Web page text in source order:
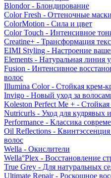
Blondor - Блондирование
Color Fresh - Оттеночные маски
ColorMotion - Сила и цвет
Color Touch - Интенсивное
Creatine+ - Трансформация
EIMI Styling - Настроение
Elements - Натуральная линия
Fusion - Интенсивное
волос
Illumina Color - Стойкая крем-
Invigo - Новый уход за
Koleston Perfect Me + - Стойкая
Nutricurls - Уход для кудрявых
Performance - Классика
Oil Reflections -
волос
Wella - Окислители
Wella°Plex - Восстановление
True Grey - Для натуральных
Ultimate Repair - Роскошное